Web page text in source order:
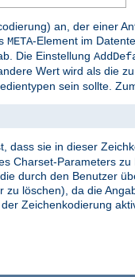
an, der einer
META-Element im
Die Einstellung
Wert wird als die
sein sollte.
dass sie in dieser
Charset-Parameters
durch den Benutzer
löschen), da die
Zeichenkodierung